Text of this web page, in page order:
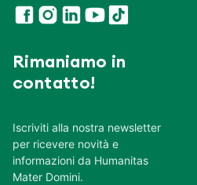
Rimaniamo in
contatto!
Iscriviti alla nostra newsletter
per ricevere novità e
informazioni da Humanitas
Mater Domini.